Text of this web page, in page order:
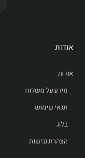
אודות
אודות
מידע על משלוח
תנאי שימוש
בלוג
הצהרת נגישות